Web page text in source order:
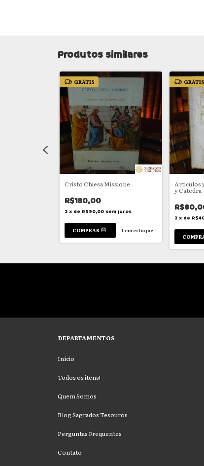
Produtos similares
GRÁTIS
Cristo Chiesa Missione
R$180,00
2 x de R$90,00 sem juros
1em estoque
GRÁTIS
Articulos
y Catedra
2 x de
DEPARTAMENTOS
Início
Todos os itens!
Quem Somos
Blog Sagrados Tesouros
Perguntas Frequentes
Contato